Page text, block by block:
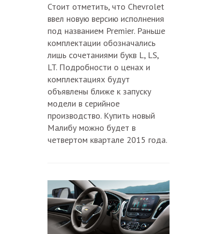
Стоит отметить, что Chevrolet
ввел новую версию исполнения
под названием Premier. Раньше
комплектации обозначались
лишь сочетаниями букв L, LS,
LT. Подробности о ценах и
комплектациях будут
объявлены ближе к запуску
модели в серийное
производство. Купить новый
Малибу можно будет в
четвертом квартале 2015 года.